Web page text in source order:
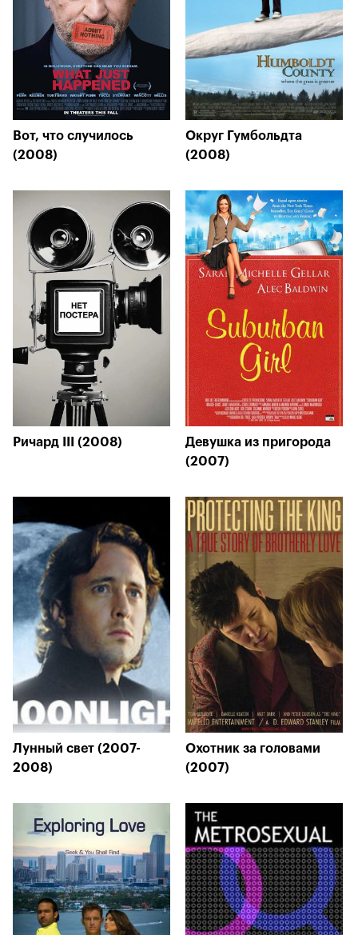
Вот, что случилось
(2008)
Округ Гумбольдта
(2008)
Ричард III (2008)
Девушка из пригорода
(2007)
Лунный свет (2007-
2008)
Охотник за головами
(2007)